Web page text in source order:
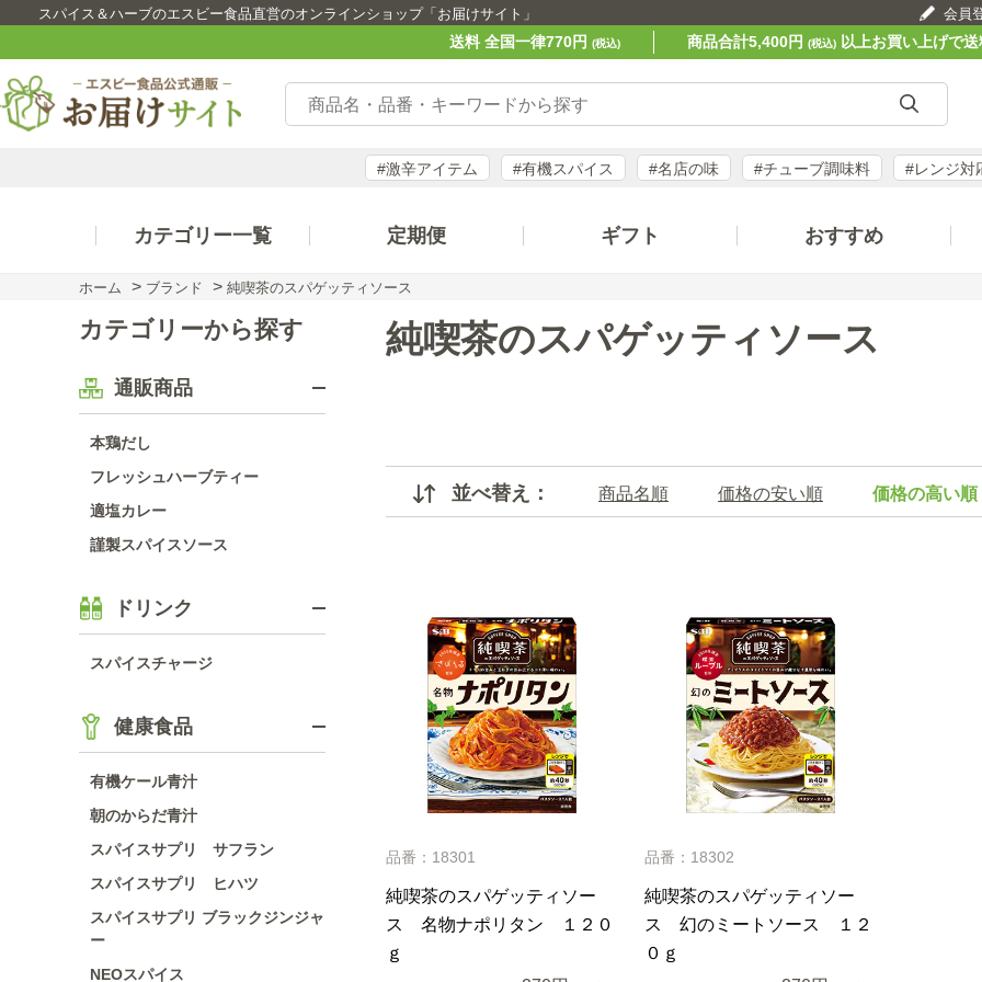
スパイス＆ハーブのエスビー食品直営のオンラインショップ「お届けサイト」 会員
送料 全国一律770円 (税込) 商品合計5,400円 (税込)以上お買い上げで送
#激辛アイテム #有機スパイス #名店の味 #チューブ調味料 #レンジ対
カテゴリー一覧 定期便 ギフト おすすめ
ホーム > ブランド > 純喫茶のスパゲッティソース
カテゴリーから探す
通販商品
本鶏だし
フレッシュハーブティー
適塩カレー
謹製スパイスソース
ドリンク
スパイスチャージ
健康食品
有機ケール青汁
朝のからだ青汁
スパイスサプリ サフラン
スパイスサプリ ヒハツ
スパイスサプリ ブラックジンジャ
ー
NEOスパイス
純喫茶のスパゲッティソース
並べ替え： 商品名順 価格の安い順 価格の高い順
品番：18301
純喫茶のスパゲッティソー
ス 名物ナポリタン １２０
ｇ
品番：18302
純喫茶のスパゲッティソー
ス 幻のミートソース １２
０ｇ